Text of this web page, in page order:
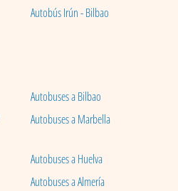
Autobús Irún - Bilbao
Autobuses a Bilbao
Autobuses a Marbella
Autobuses a Huelva
Autobuses a Almería